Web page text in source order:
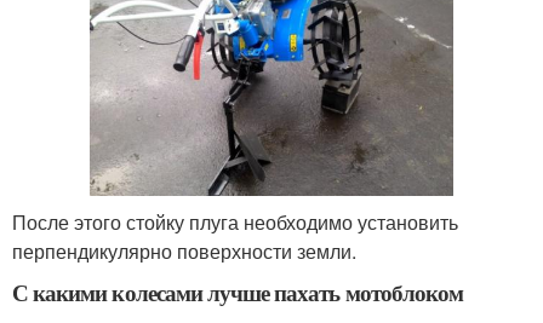
После этого стойку плуга необходимо установить
перпендикулярно поверхности земли.
С какими колесами лучше пахать мотоблоком